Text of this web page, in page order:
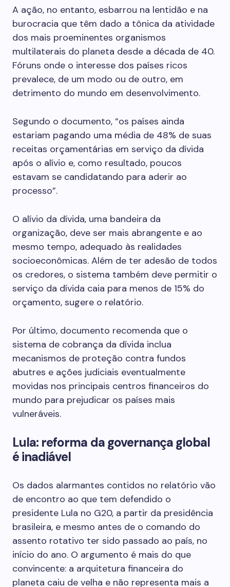
A ação, no entanto, esbarrou na lentidão e na
burocracia que têm dado a tônica da atividade
dos mais proeminentes organismos
multilaterais do planeta desde a década de 40.
Fóruns onde o interesse dos países ricos
prevalece, de um modo ou de outro, em
detrimento do mundo em desenvolvimento.
Segundo o documento, “os países ainda
estariam pagando uma média de 48% de suas
receitas orçamentárias em serviço da dívida
após o alívio e, como resultado, poucos
estavam se candidatando para aderir ao
processo”.
O alívio da dívida, uma bandeira da
organização, deve ser mais abrangente e ao
mesmo tempo, adequado às realidades
socioeconômicas. Além de ter adesão de todos
os credores, o sistema também deve permitir o
serviço da dívida caia para menos de 15% do
orçamento, sugere o relatório.
Por último, documento recomenda que o
sistema de cobrança da dívida inclua
mecanismos de proteção contra fundos
abutres e ações judiciais eventualmente
movidas nos principais centros financeiros do
mundo para prejudicar os países mais
vulneráveis.
Lula: reforma da governança global
é inadiável
Os dados alarmantes contidos no relatório vão
de encontro ao que tem defendido o
presidente Lula no G20, a partir da presidência
brasileira, e mesmo antes de o comando do
assento rotativo ter sido passado ao país, no
início do ano. O argumento é mais do que
convincente: a arquitetura financeira do
planeta caiu de velha e não representa mais a